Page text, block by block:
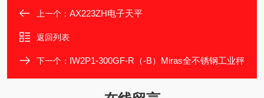
上一个： AX223ZH电子天平
返回列表
下一个： IW2P1-300GF-R（-B）Miras全不锈钢工业秤